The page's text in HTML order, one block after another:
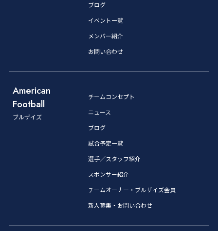
ブログ
イベント一覧
メンバー紹介
お問い合わせ
American
Football
ブルザイズ
チームコンセプト
ニュース
ブログ
試合予定一覧
選手／スタッフ紹介
スポンサー紹介
チームオーナー・ブルザイズ会員
新人募集・お問い合わせ